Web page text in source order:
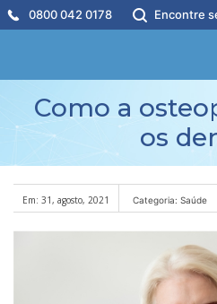
0800 042 0178 Encontre
Como a
os
Em: 31, agosto, 2021 Categoria: Saúde